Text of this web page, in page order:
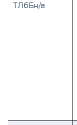
ТЛбБн/в